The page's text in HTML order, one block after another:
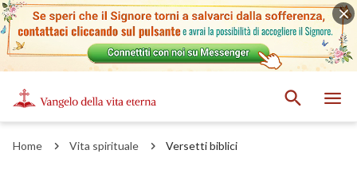
Home Vita spirituale Versetti biblici